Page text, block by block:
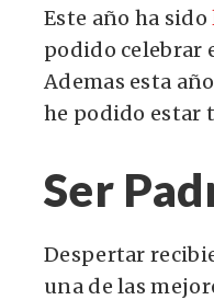
Este año ha sido
podido celebrar
Ademas esta
he podido estar
Ser
Despertar
una de las